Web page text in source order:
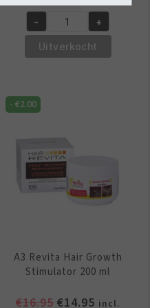
prijs
was:
€7.95.
prijs
is:
€5.95.
African
Pride
Shea
Miracle
Curl
Jelly
177
ml
aantal
- +
Uitverkocht
-€2.00
A3 Revita Hair Growth
Stimulator 200 ml
€16.95 €14.95 Huidige
incl.